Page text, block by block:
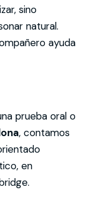
sino
natural.
ayuda
prueba oral o
, contamos
en